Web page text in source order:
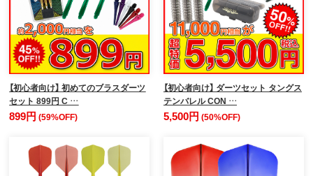
【初心者向け】 初めてのブラスダーツ
セット 899円 C …
899円(59%OFF)
【初心者向け】 ダーツセット タングス
テンバレル CON …
5,500円 (50%OFF)